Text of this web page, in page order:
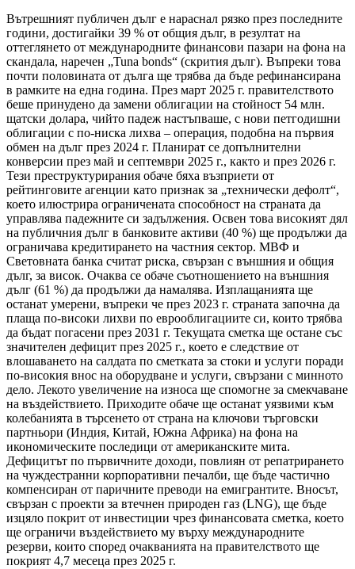
Вътрешният публичен дълг е нараснал рязко през последните
години, достигайки 39 % от общия дълг, в резултат на
оттеглянето от международните финансови пазари на фона на
скандала, наречен „Tuna bonds“ (скрития дълг). Въпреки това
почти половината от дълга ще трябва да бъде рефинансирана
в рамките на една година. През март 2025 г. правителството
беше принудено да замени облигации на стойност 54 млн.
щатски долара, чийто падеж настъпваше, с нови петгодишни
облигации с по-ниска лихва – операция, подобна на първия
обмен на дълг през 2024 г. Планират се допълнителни
конверсии през май и септември 2025 г., както и през 2026 г.
Тези преструктурирания обаче бяха възприети от
рейтинговите агенции като признак за „технически дефолт“,
което илюстрира ограничената способност на страната да
управлява падежните си задължения. Освен това високият дял
на публичния дълг в банковите активи (40 %) ще продължи да
ограничава кредитирането на частния сектор. МВФ и
Световната банка считат риска, свързан с външния и общия
дълг, за висок. Очаква се обаче съотношението на външния
дълг (61 %) да продължи да намалява. Изплащанията ще
останат умерени, въпреки че през 2023 г. страната започна да
плаща по-високи лихви по еврооблигациите си, които трябва
да бъдат погасени през 2031 г. Текущата сметка ще остане със
значителен дефицит през 2025 г., което е следствие от
влошаването на салдата по сметката за стоки и услуги поради
по-високия внос на оборудване и услуги, свързани с минното
дело. Лекото увеличение на износа ще спомогне за смекчаване
на въздействието. Приходите обаче ще останат уязвими към
колебанията в търсенето от страна на ключови търговски
партньори (Индия, Китай, Южна Африка) на фона на
икономическите последици от американските мита.
Дефицитът по първичните доходи, повлиян от репатрирането
на чуждестранни корпоративни печалби, ще бъде частично
компенсиран от паричните преводи на емигрантите. Вносът,
свързан с проекти за втечнен природен газ (LNG), ще бъде
изцяло покрит от инвестиции чрез финансовата сметка, което
ще ограничи въздействието му върху международните
резерви, които според очакванията на правителството ще
покрият 4,7 месеца през 2025 г.